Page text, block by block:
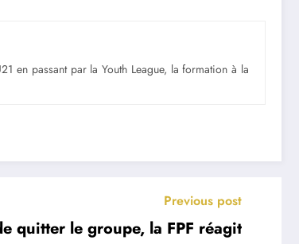
en passant par la Youth League, la formation à la
Previous post
quitter le groupe, la FPF réagit